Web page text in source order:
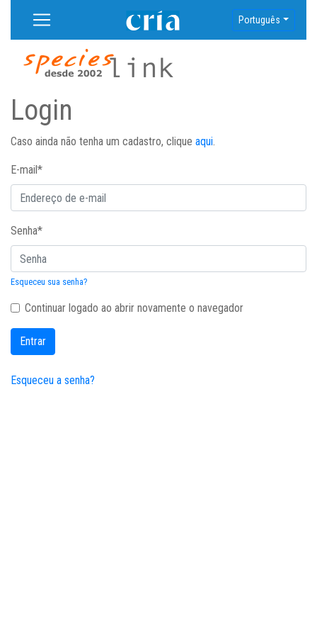
Português
Login
Caso ainda não tenha um cadastro, clique aqui.
E-mail*
Senha*
Esqueceu sua senha?
Continuar logado ao abrir novamente o navegador
Entrar
Esqueceu a senha?